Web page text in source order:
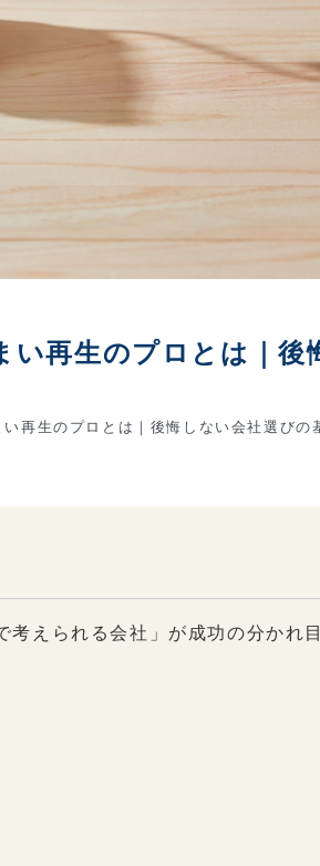
い再生のプロとは｜後
再生のプロとは｜後悔しない会社選びの
考えられる会社」が成功の分かれ